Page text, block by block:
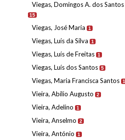
Viegas, Domingos A. dos Santos
15
Viegas, José Maria 1
Viegas, Luís da Silva 1
Viegas, Luís de Freitas 1
Viegas, Luís dos Santos 5
Viegas, Maria Francisca Santos 1
Vieira, Abílio Augusto 2
Vieira, Adelino 1
Vieira, Anselmo 2
Vieira, António 1